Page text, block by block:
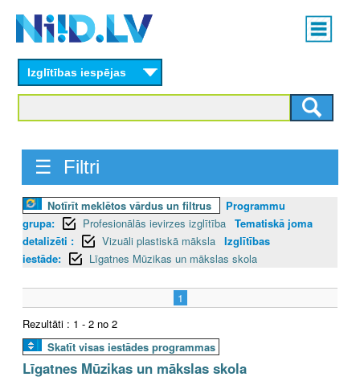
content
Main
menu
Izglītības iespējas
☰ Filtri
Notīrīt meklētos vārdus un filtrus
Programmu
grupa:
Profesionālās ievirzes izglītība Tematiskā joma
detalizēti :
Vizuāli plastiskā māksla Izglītības
iestāde:
Līgatnes Mūzikas un mākslas skola
1
Rezultāti : 1 - 2 no 2
Skatīt visas iestādes programmas
Līgatnes Mūzikas un mākslas skola